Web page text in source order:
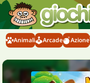
Animali Arcade Azione